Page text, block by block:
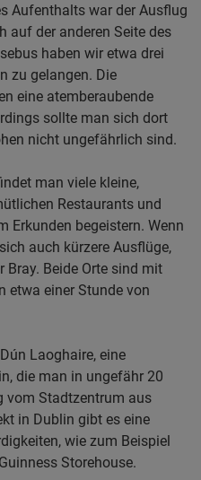
Aufenthalts war der Ausflug
auf der anderen Seite des
haben wir etwa drei
zu gelangen. Die
eine atemberaubende
sollte man sich dort
nicht ungefährlich sind.
man viele kleine,
Restaurants und
Erkunden begeistern. Wenn
auch kürzere Ausflüge,
Beide Orte sind mit
etwa einer Stunde von
Laoghaire, eine
die man in ungefähr 20
vom Stadtzentrum aus
in Dublin gibt es eine
wie zum Beispiel
Storehouse.